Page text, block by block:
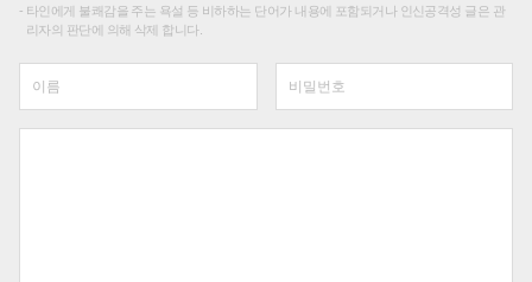
타인에게 불쾌감을 주는 욕설 등 비하하는 단어가 내용에 포함되거나 인신공격성 글은 관
리자의 판단에 의해 삭제 합니다.